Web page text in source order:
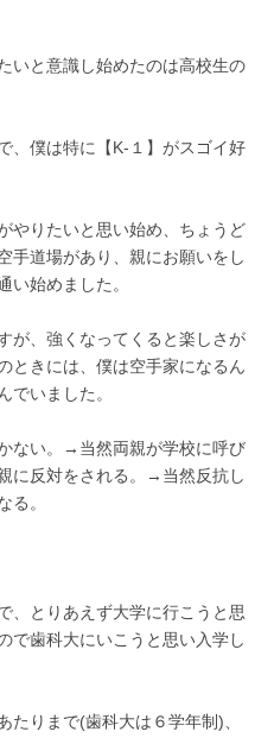
いと意識し始めたのは高校生の
、僕は特に【K-１】がスゴイ好
やりたいと思い始め、ちょうど
手道場があり、親にお願いをし
い始めました。
が、強くなってくると楽しさが
ときには、僕は空手家になるん
でいました。
ない。→当然両親が学校に呼び
に反対をされる。→当然反抗し
る。
、とりあえず大学に行こうと思
で歯科大にいこうと思い入学し
たりまで(歯科大は６学年制)、